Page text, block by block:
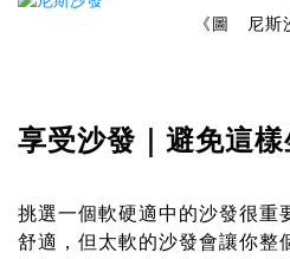
《圖 尼斯
享受沙發｜避免這樣
挑選一個軟硬適中的沙發很重
舒適，但太軟的沙發會讓你整